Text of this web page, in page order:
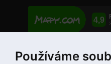
Používáme